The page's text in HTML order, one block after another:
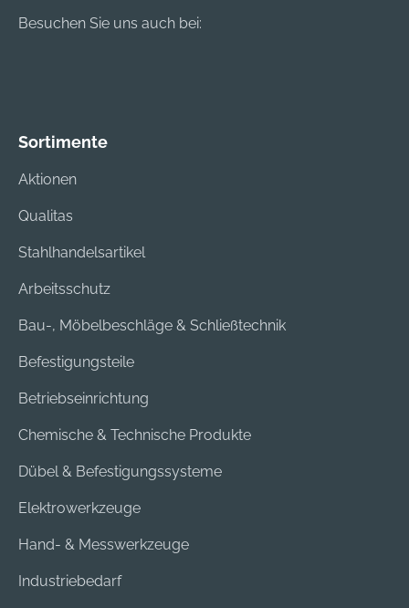
Besuchen Sie uns auch bei:
Sortimente
Aktionen
Qualitas
Stahlhandelsartikel
Arbeitsschutz
Bau-, Möbelbeschläge & Schließtechnik
Befestigungsteile
Betriebseinrichtung
Chemische & Technische Produkte
Dübel & Befestigungssysteme
Elektrowerkzeuge
Hand- & Messwerkzeuge
Industriebedarf